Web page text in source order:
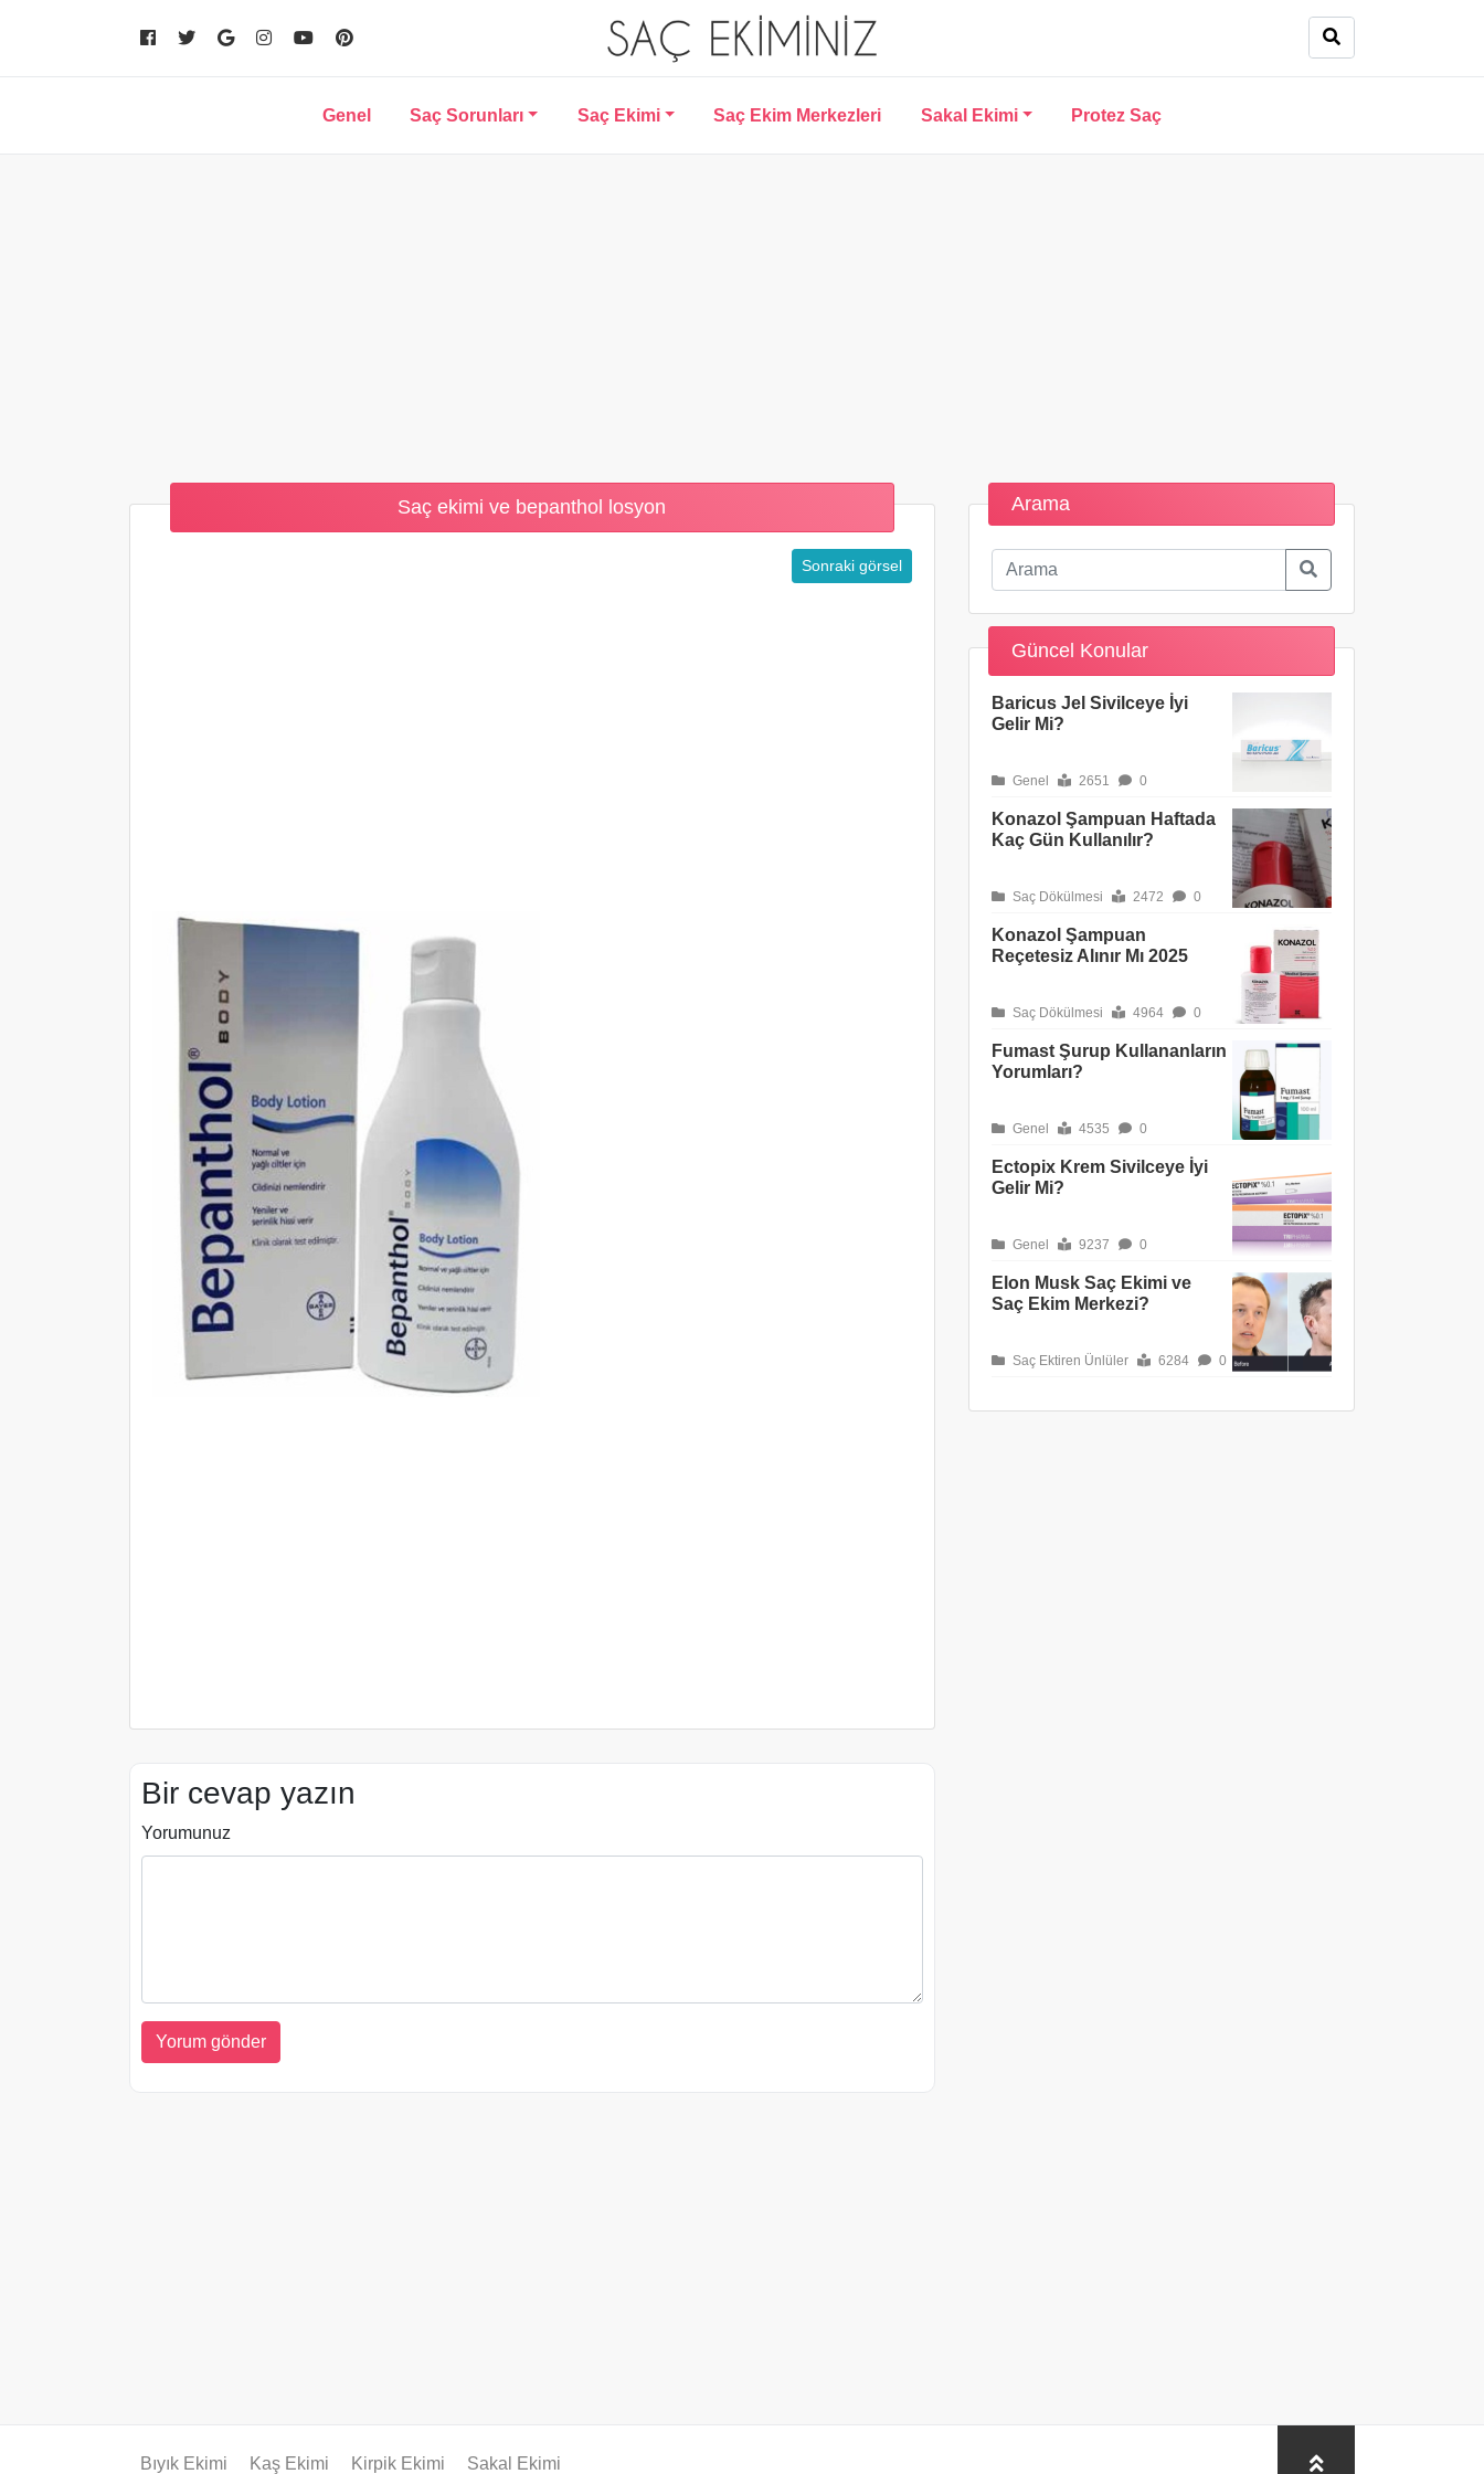
Genel Saç Sorunları Saç Ekimi Saç Ekim Merkezleri Sakal Ekimi Protez Saç
Saç ekimi ve bepanthol losyon
Sonraki görsel
Bir cevap yazın
Yorumunuz
Arama
Güncel Konular
Baricus Jel Sivilceye İyi
Gelir Mi?
Genel 2651 0
Konazol Şampuan Haftada
Kaç Gün Kullanılır?
Saç Dökülmesi 2472 0
Konazol Şampuan
Reçetesiz Alınır Mı 2025
Saç Dökülmesi 4964 0
Fumast Şurup Kullananların
Yorumları?
Genel 4535 0
Ectopix Krem Sivilceye İyi
Gelir Mi?
Genel 9237 0
Elon Musk Saç Ekimi ve
Saç Ekim Merkezi?
Saç Ektiren Ünlüler 6284 0
Bıyık Ekimi Kaş Ekimi Kirpik Ekimi Sakal Ekimi